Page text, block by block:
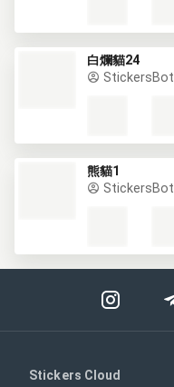
白爛貓24
StickersBot
熊貓1
StickersBot
Stickers Cloud